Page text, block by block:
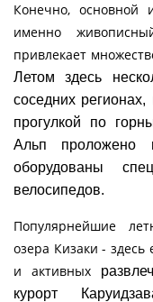
Конечно, основной
именно
привлекает
Летом здесь
соседних
прогулкой по
Альп проложено
оборудованы
велосипедов.
Популярнейшие
озера Кизаки - здесь
и активных
курорт